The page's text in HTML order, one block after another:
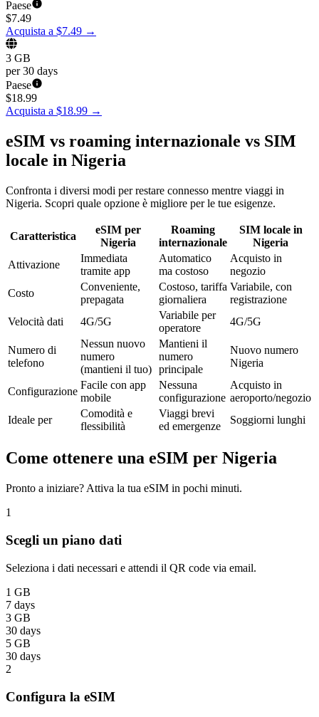
Paese
$7.49
Acquista a $7.49 →
3 GB
per 30 days
Paese
$18.99
Acquista a $18.99 →
eSIM vs roaming internazionale vs SIM
locale in Nigeria
Confronta i diversi modi per restare connesso mentre viaggi in
Nigeria. Scopri quale opzione è migliore per le tue esigenze.
Caratteristica
eSIM per
Nigeria
Roaming
internazionale
SIM locale in
Nigeria
Attivazione
Immediata
tramite app
Automatico
ma costoso
Acquisto in
negozio
Costo
Conveniente,
prepagata
Costoso, tariffa
giornaliera
Variabile, con
registrazione
Velocità dati
4G/5G
Variabile per
operatore
4G/5G
Numero di
telefono
Nessun nuovo
numero
(mantieni il tuo)
Mantieni il
numero
principale
Nuovo numero
Nigeria
Configurazione
Facile con app
mobile
Nessuna
configurazione
Acquisto in
aeroporto/negozio
Ideale per
Comodità e
flessibilità
Viaggi brevi
ed emergenze
Soggiorni lunghi
Come ottenere una eSIM per Nigeria
Pronto a iniziare? Attiva la tua eSIM in pochi minuti.
1
Scegli un piano dati
Seleziona i dati necessari e attendi il QR code via email.
1 GB
7 days
3 GB
30 days
5 GB
30 days
2
Configura la eSIM